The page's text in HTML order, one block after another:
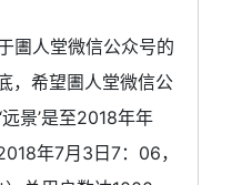
圕人堂微信公众号的
，希望圕人堂微信公
景’是至2018年年
年7月3日7：06，